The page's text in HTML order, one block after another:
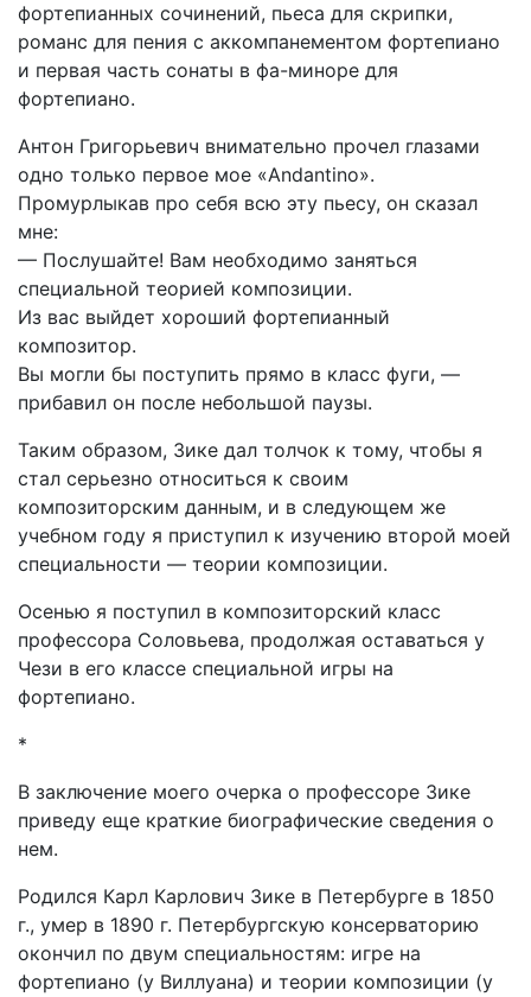
фортепианных сочинений, пьеса для скрипки,
романс для пения с аккомпанементом фортепиано
и первая часть сонаты в фа-миноре для
фортепиано.
Антон Григорьевич внимательно прочел глазами
одно только первое мое «Andantino».
Промурлыкав про себя всю эту пьесу, он сказал
мне:
— Послушайте! Вам необходимо заняться
специальной теорией композиции.
Из вас выйдет хороший фортепианный
композитор.
Вы могли бы поступить прямо в класс фуги, —
прибавил он после небольшой паузы.
Таким образом, Зике дал толчок к тому, чтобы я
стал серьезно относиться к своим
композиторским данным, и в следующем же
учебном году я приступил к изучению второй моей
специальности — теории композиции.
Осенью я поступил в композиторский класс
профессора Соловьева, продолжая оставаться у
Чези в его классе специальной игры на
фортепиано.
*
В заключение моего очерка о профессоре Зике
приведу еще краткие биографические сведения о
нем.
Родился Карл Карлович Зике в Петербурге в 1850
г., умер в 1890 г. Петербургскую консерваторию
окончил по двум специальностям: игре на
фортепиано (у Виллуана) и теории композиции (у